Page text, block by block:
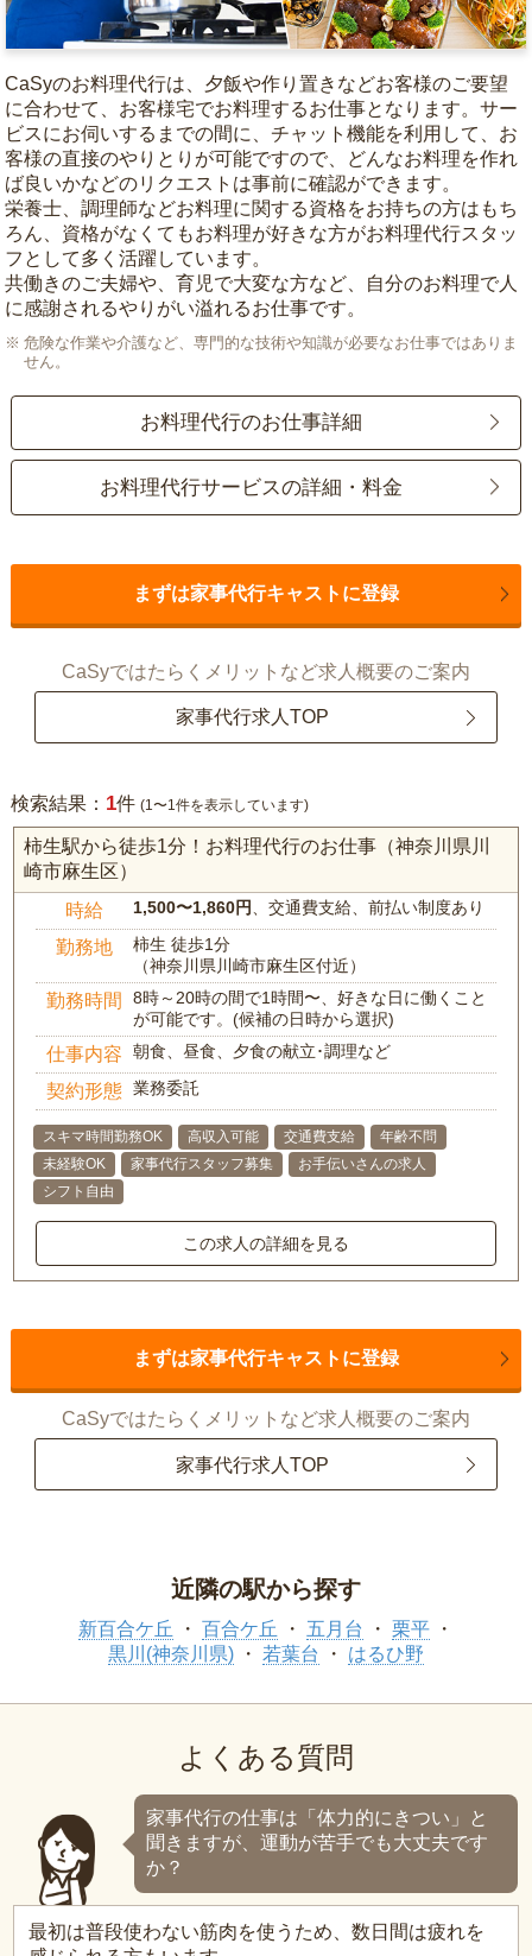
CaSyのお料理代行は、夕飯や作り置きなどお客様のご要望
に合わせて、お客様宅でお料理するお仕事となります。サー
ビスにお伺いするまでの間に、チャット機能を利用して、お
客様の直接のやりとりが可能ですので、どんなお料理を作れ
ば良いかなどのリクエストは事前に確認ができます。
栄養士、調理師などお料理に関する資格をお持ちの方はもち
ろん、資格がなくてもお料理が好きな方がお料理代行スタッ
フとして多く活躍しています。
共働きのご夫婦や、育児で大変な方など、自分のお料理で人
に感謝されるやりがい溢れるお仕事です。
危険な作業や介護など、専門的な技術や知識が必要なお仕事ではありま
せん。
お料理代行のお仕事詳細
お料理代行サービスの詳細・料金
まずは家事代行キャストに登録
CaSyではたらくメリットなど求人概要のご案内
家事代行求人TOP
検索結果： 1件 (1〜1件を表示しています)
柿生駅から徒歩1分！お料理代行のお仕事（神奈川県川
崎市麻生区）
時給 1,500〜1,860円 、交通費支給、前払い制度あり
勤務地
柿生 徒歩1分
（神奈川県川崎市麻生区付近）
勤務時間
8時～20時の間で1時間〜、好きな日に働くこと
が可能です。(候補の日時から選択)
仕事内容 朝食、昼食、夕食の献立･調理など
契約形態 業務委託
スキマ時間勤務OK 高収入可能 交通費支給
年齢不問
未経験OK
家事代行スタッフ募集
お手伝いさんの求人
シフト自由
この求人の詳細を見る
まずは家事代行キャストに登録
CaSyではたらくメリットなど求人概要のご案内
家事代行求人TOP
近隣の駅から探す
新百合ケ丘 百合ケ丘 五月台
栗平
黒川(神奈川県)
若葉台 はるひ野
よくある質問
家事代行の仕事は「体力的にきつい」と
聞きますが、運動が苦手でも大丈夫です
か？
最初は普段使わない筋肉を使うため、数日間は疲れを